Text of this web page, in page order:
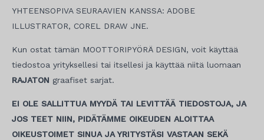
YHTEENSOPIVA SEURAAVIEN KANSSA: ADOBE
ILLUSTRATOR, COREL DRAW JNE.
Kun ostat tämän MOOTTORIPYÖRÄ DESIGN, voit käyttää
tiedostoa yrityksellesi tai itsellesi ja käyttää niitä luomaan
RAJATON graafiset sarjat.
EI OLE SALLITTUA MYYDÄ TAI LEVITTÄÄ TIEDOSTOJA, JA
JOS TEET NIIN, PIDÄTÄMME OIKEUDEN ALOITTAA
OIKEUSTOIMET SINUA JA YRITYSTÄSI VASTAAN SEKÄ